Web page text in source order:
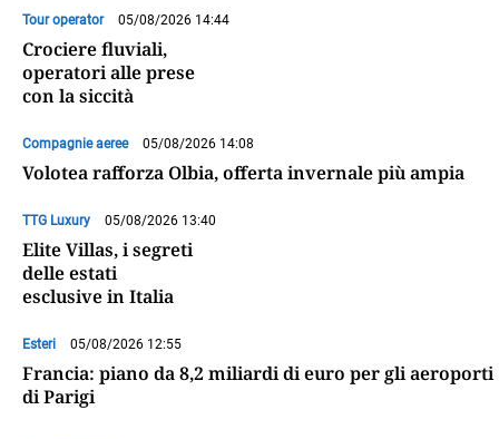
Tour operator 05/08/2026 14:44
Crociere fluviali,
operatori alle prese
con la siccità
Compagnie aeree 05/08/2026 14:08
Volotea rafforza Olbia, offerta invernale più ampia
TTG Luxury 05/08/2026 13:40
Elite Villas, i segreti
delle estati
esclusive in Italia
Esteri 05/08/2026 12:55
Francia: piano da 8,2 miliardi di euro per gli aeroporti
di Parigi